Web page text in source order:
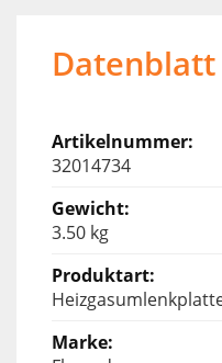
Datenblatt
32014734
3.50 kg